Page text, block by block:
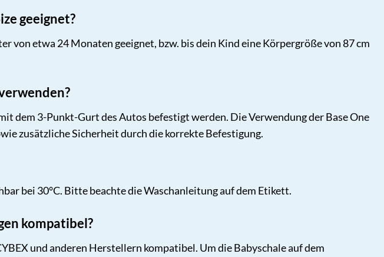
geeignet?
von etwa 24 Monaten geeignet, bzw. bis dein Kind eine Körpergröße von 87 cm
dem 3-Punkt-Gurt des Autos befestigt werden. Die Verwendung der Base One
zusätzliche Sicherheit durch die korrekte Befestigung.
bei 30°C. Bitte beachte die Waschanleitung auf dem Etikett.
kompatibel?
und anderen Herstellern kompatibel. Um die Babyschale auf dem